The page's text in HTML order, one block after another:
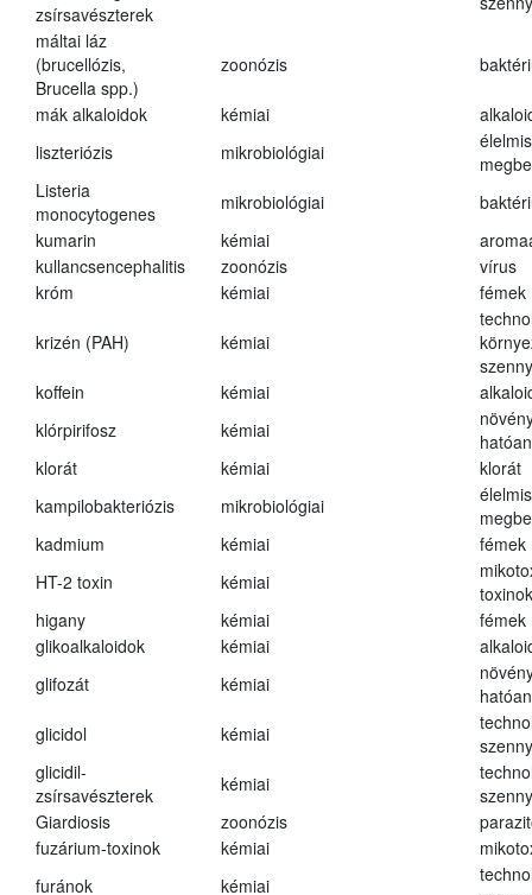
zsírsavészterek
máltai láz
(brucellózis,
Brucella spp.)
zoonózis
mák alkaloidok kémiai
liszteriózis
mikrobiológiai
Listeria
monocytogenes
mikrobiológiai
kumarin
kémiai
kullancsencephalitis
zoonózis
vírus
króm
kémiai fémek
krizén (PAH) kémiai
koffein
kémiai
klórpirifosz
kémiai
klorát
kémiai
klorát
kampilobakteriózis
mikrobiológiai
kadmium
kémiai
fémek
HT-2 toxin
kémiai
toxinok
higany
kémiai
fémek
glikoalkaloidok
kémiai
glifozát
kémiai
glicidol
kémiai
glicidil-
zsírsavészterek
kémiai
Giardiosis
zoonózis
fuzárium-toxinok
kémiai
furánok
kémiai